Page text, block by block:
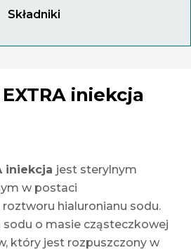
Składniki
EXTRA iniekcja
iniekcja jest sterylnym
w postaci
hialuronianu sodu.
sodu o masie cząsteczkowej
który jest rozpuszczony w